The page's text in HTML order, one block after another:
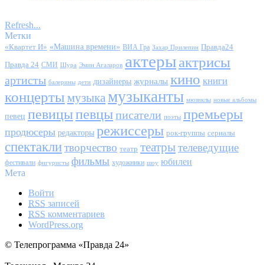
Refresh...
Метки
«Квартет И» «Машина времени» ВИА Гра Захар Прилепин Правда24
Правда 24 СМИ Шура Эмин Агаларов актерыактрисы
артисты балерины дети дизайнеры журналы кино книги
концерты музыка музыканты мюзиклы новые альбомы
певец певицыпевцыписатели поэты премьеры
продюсеры редакторы режиссеры рок-группы сериалы
спектаклитворчество театр театрытелеведущие
фестивали фигуристы фильмы художники шоу юбилеи
Мета
Войти
RSS записей
RSS комментариев
WordPress.org
© Телепрограмма «Правда 24»